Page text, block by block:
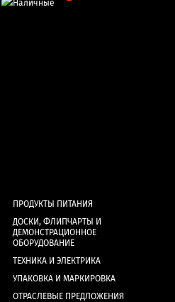
ПРОДУКТЫ ПИТАНИЯ
ДОСКИ, ФЛИПЧАРТЫ И
ДЕМОНСТРАЦИОННОЕ
ОБОРУДОВАНИЕ
ТЕХНИКА И ЭЛЕКТРИКА
УПАКОВКА И МАРКИРОВКА
ОТРАСЛЕВЫЕ ПРЕДЛОЖЕНИЯ